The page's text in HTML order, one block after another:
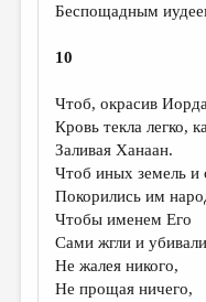
Беспощадным
10
Чтоб, окрасив
Кровь текла легко,
Заливая Ханаан.
Чтоб иных земель и
Покорились им
Чтобы именем Его
Сами жгли и
Не жалея никого,
Не прощая ничего,